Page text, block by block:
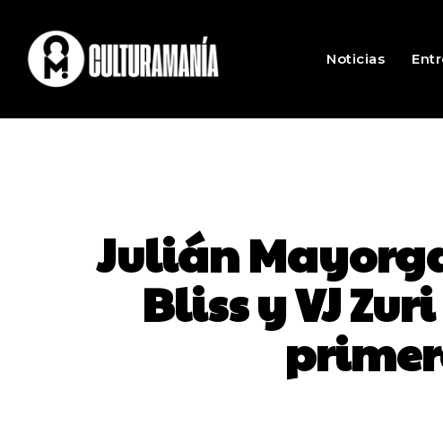
Noticias
Julián
Bliss y VJ